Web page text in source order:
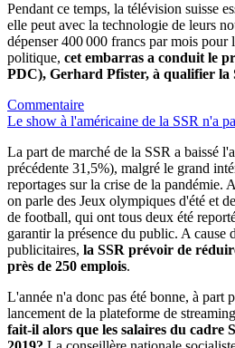
Pendant ce temps, la télévision suisse
elle peut avec la technologie de leurs
dépenser 400 000 francs par mois pour
politique, cet embarras a conduit le
PDC), Gerhard Pfister, à qualifier la
Commentaire
Le show à l'américaine de la SSR n'a
La part de marché de la SSR a baissé
précédente 31,5%), malgré le grand
reportages sur la crise de la pandémie.
on parle des Jeux olympiques d'été et
de football, qui ont tous deux été
garantir la présence du public. A cause
publicitaires, la SSR prévoir de
près de 250 emplois.
L'année n'a donc pas été bonne, à part
lancement de la plateforme de
fait-il alors que les salaires du cadre